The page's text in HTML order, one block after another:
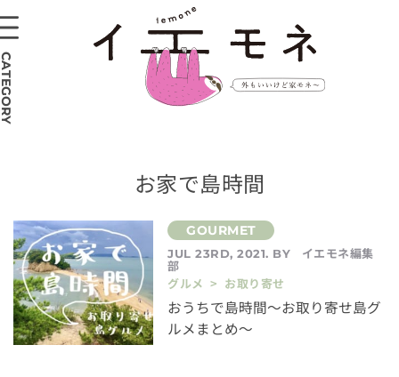
お家で島時間
JUL 23RD, 2021. BY イエモネ編集
部
グルメ > お取り寄せ
おうちで島時間〜お取り寄せ島グ
ルメまとめ〜